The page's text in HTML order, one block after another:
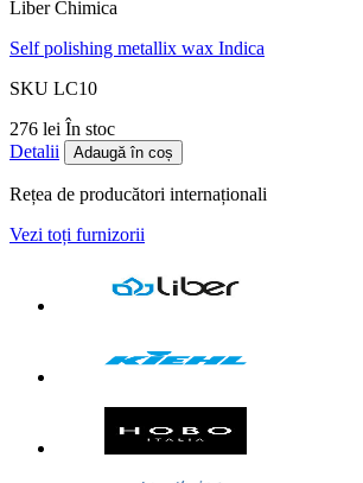
Liber Chimica
Self polishing metallix wax Indica
SKU LC10
276 lei În stoc
Detalii
Adaugă în coș
Rețea de producători internaționali
Vezi toți furnizorii